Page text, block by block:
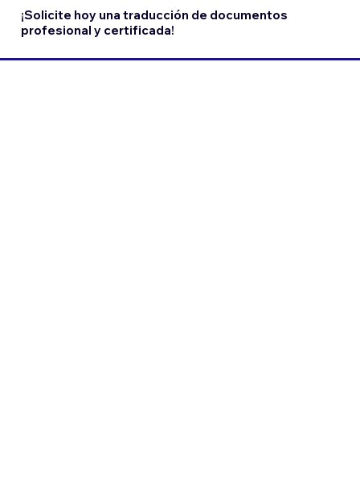
¡Solicite hoy una traducción de documentos
profesional y certificada!